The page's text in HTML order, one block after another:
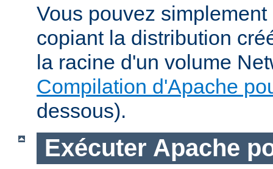
Vous pouvez
copiant la distribution
la racine d'un volume
Compilation d'Apache
dessous).
Exécuter Apache